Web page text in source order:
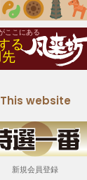
This website
新規会員登録